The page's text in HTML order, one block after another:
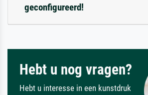
geconfigureerd!
Hebt u nog vragen?
Hebt u interesse in een kunstdruk